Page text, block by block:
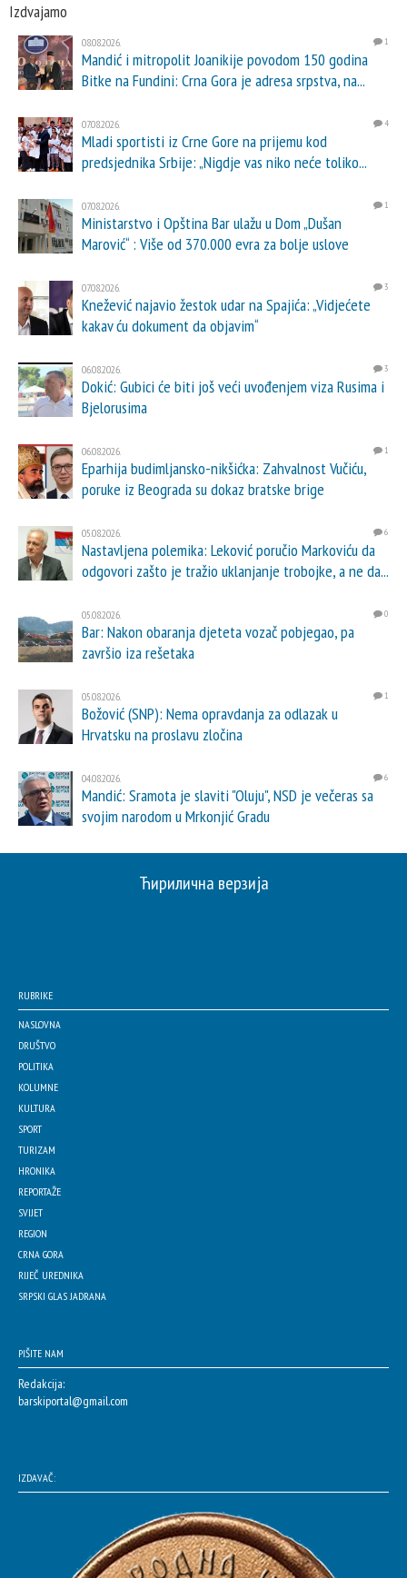
Izdvajamo
08.08.2026. 1
Mandić i mitropolit Joanikije povodom 150 godina
Bitke na Fundini: Crna Gora je adresa srpstva, na...
07.08.2026. 4
Mladi sportisti iz Crne Gore na prijemu kod
predsjednika Srbije: „Nigdje vas niko neće toliko...
07.08.2026. 1
Ministarstvo i Opština Bar ulažu u Dom „Dušan
Marović“ : Više od 370.000 evra za bolje uslove
07.08.2026. 3
Knežević najavio žestok udar na Spajića: „Vidjećete
kakav ću dokument da objavim“
06.08.2026. 3
Dokić: Gubici će biti još veći uvođenjem viza Rusima i
Bjelorusima
06.08.2026. 1
Eparhija budimljansko-nikšićka: Zahvalnost Vučiću,
poruke iz Beograda su dokaz bratske brige
05.08.2026. 6
Nastavljena polemika: Leković poručio Markoviću da
odgovori zašto je tražio uklanjanje trobojke, a ne da...
05.08.2026. 0
Bar: Nakon obaranja djeteta vozač pobjegao, pa
završio iza rešetaka
05.08.2026. 1
Božović (SNP): Nema opravdanja za odlazak u
Hrvatsku na proslavu zločina
04.08.2026. 6
Mandić: Sramota je slaviti "Oluju", NSD je večeras sa
svojim narodom u Mrkonjić Gradu
Ћирилична верзија
RUBRIKE
NASLOVNA
DRUŠTVO
POLITIKA
KOLUMNE
KULTURA
SPORT
TURIZAM
HRONIKA
REPORTAŽE
SVIJET
REGION
CRNA GORA
RIJEČ UREDNIKA
SRPSKI GLAS JADRANA
PIŠITE NAM
Redakcija:
barskiportal@gmail.com
IZDAVAČ: